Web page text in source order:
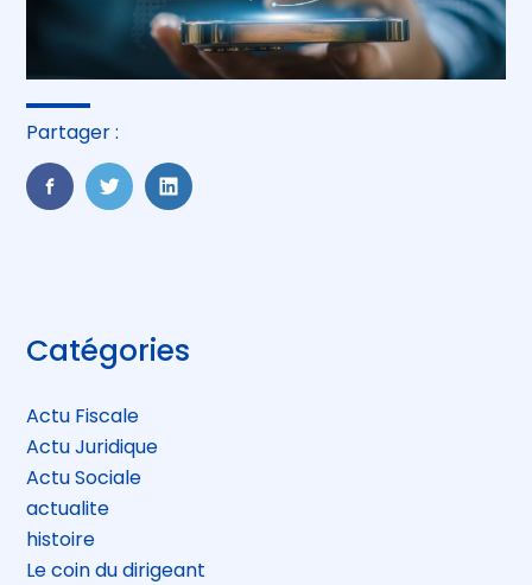
Partager :
FaceBook
TwitterLinkedIn
Blog
sidebar
Catégories
Actu Fiscale
Actu Juridique
Actu Sociale
actualite
histoire
Le coin du dirigeant